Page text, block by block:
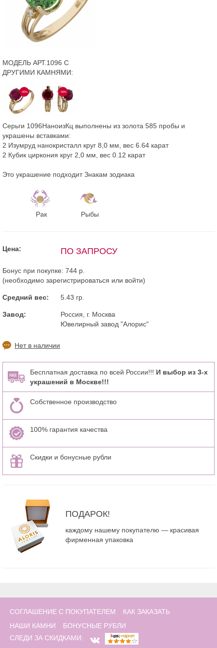
МОДЕЛЬ АРТ.1096 С
ДРУГИМИ КАМНЯМИ:
-50% -50%
Серьги 1096НаноизКц выполнены из золота 585 пробы и
украшены вставками:
2 Изумруд нанокристалл круг 8,0 мм, вес 6.64 карат
2 Кубик циркония круг 2,0 мм, вес 0.12 карат
Это украшение подходит Знакам зодиака
Рак Рыбы
Цена: ПО ЗАПРОСУ
Бонус при покупке: 744 р.
(необходимо зарегистрироваться или войти)
Средний вес: 5.43 гр.
Завод:
Россия, г. Москва
Ювелирный завод "Алорис"
Нет в наличии
Бесплатная доставка по всей России!!! И выбор из 3-х
украшений в Москве!!!
Собственное производство
100% гарантия качества
Скидки и бонусные рубли
ПОДАРОК!
каждому нашему покупателю — красивая
фирменная упаковка
СОГЛАШЕНИЕ С ПОКУПАТЕЛЕМ
КАК ЗАКАЗАТЬ
НАШИ КАМНИ
БОНУСНЫЕ РУБЛИ
СЛЕДИ ЗА СКИДКАМИ: